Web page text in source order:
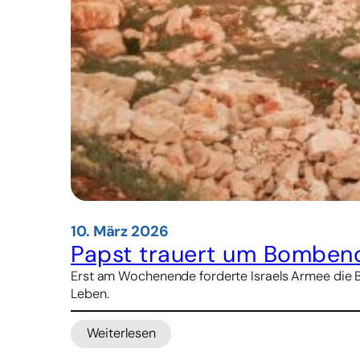
10. März 2026
Papst trauert um
Erst am Wochenende forderte Israels Armee die
Leben.
Weiterlesen
: